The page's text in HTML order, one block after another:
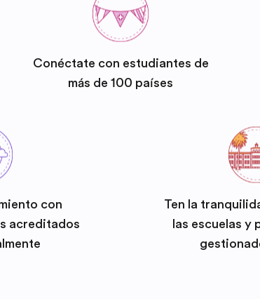
Conéctate con estudiantes de
más de 100 países
con
acreditados
Ten la
las escuelas y